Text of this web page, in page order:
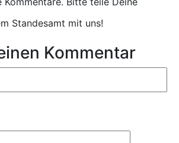
Standesamt mit uns!
Kommentar